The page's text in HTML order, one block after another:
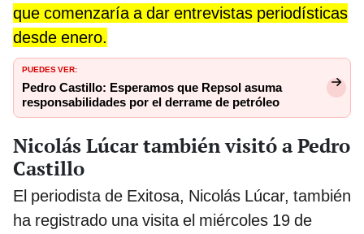
que comenzaría a dar entrevistas periodísticas
desde enero.
PUEDES VER:
Pedro Castillo: Esperamos que Repsol asuma
responsabilidades por el derrame de petróleo
Nicolás Lúcar también visitó a Pedro
Castillo
El periodista de Exitosa, Nicolás Lúcar, también
ha registrado una visita el miércoles 19 de